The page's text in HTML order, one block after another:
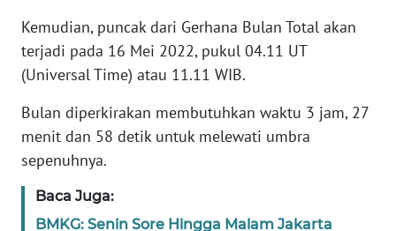
Kemudian, puncak dari Gerhana Bulan Total akan
terjadi pada 16 Mei 2022, pukul 04.11 UT
(Universal Time) atau 11.11 WIB.
Bulan diperkirakan membutuhkan waktu 3 jam, 27
menit dan 58 detik untuk melewati umbra
sepenuhnya.
Baca Juga:
BMKG: Senin Sore Hingga Malam Jakarta
WN
JABAR
BANTEN
NTT
WN